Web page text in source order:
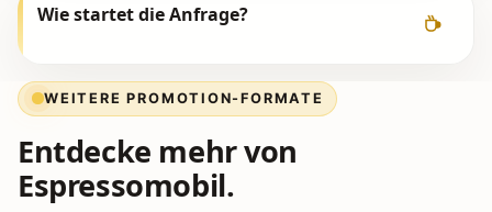
Wie startet die Anfrage?
WEITERE PROMOTION-FORMATE
Entdecke mehr von
Espressomobil.